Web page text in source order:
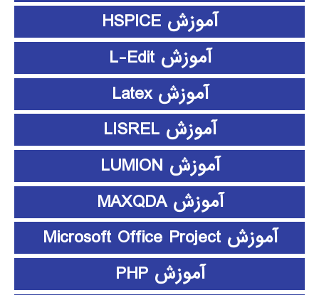
آموزش HSPICE
آموزش L-Edit
آموزش Latex
آموزش LISREL
آموزش LUMION
آموزش MAXQDA
آموزش Microsoft Office Project
آموزش PHP